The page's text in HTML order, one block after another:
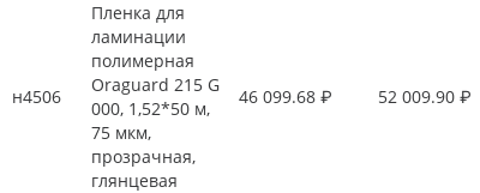
н4506
Пленка для
ламинации
полимерная
Oraguard 215 G
000, 1,52*50 м,
75 мкм,
прозрачная,
глянцевая
46 099.68 ₽ 52 009.90 ₽